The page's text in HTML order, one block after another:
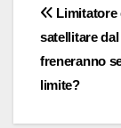
Limitatore
satellitare
freneranno
limite?